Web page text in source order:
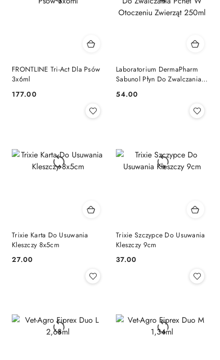
FRONTLINE Tri-Act Dla Psów
3x6ml
Cena:
177.00
Laboratorium DermaPharm
Sabunol Płyn Do Zwalczania
250ml
Cena:
54.00
Trixie Karta Do Usuwania
Kleszczy 8x5cm
Cena:
27.00
Trixie Szczypce Do Usuwania
Kleszczy 9cm
Cena:
37.00